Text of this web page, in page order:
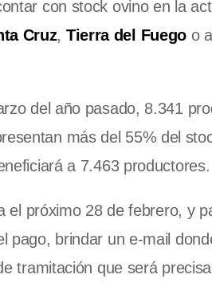
con stock ovino en la
Cruz, Tierra del Fuego o
del año pasado, 8.341
más del 55% del
a 7.463 productores.
próximo 28 de febrero, y
pago, brindar un e-mail
tramitación que será